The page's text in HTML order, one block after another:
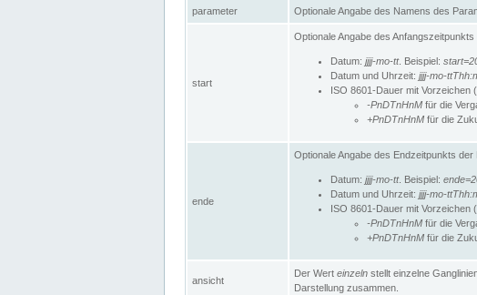
parameter Optionale Angabe des Namens des
start
Optionale Angabe des
Datum: jjjj-mo-tt. Beispiel:
Datum und Uhrzeit: jjjj-mo-
ISO 8601-Dauer mit Vorzeichen
-PnDTnHnM für die
+PnDTnHnM für die
ende
Optionale Angabe des Endzeitpunkts
Datum: jjjj-mo-tt. Beispiel:
Datum und Uhrzeit: jjjj-mo-
ISO 8601-Dauer mit Vorzeichen
-PnDTnHnM für die
+PnDTnHnM für die
ansicht
Der Wert einzeln stellt einzelne
Darstellung zusammen.